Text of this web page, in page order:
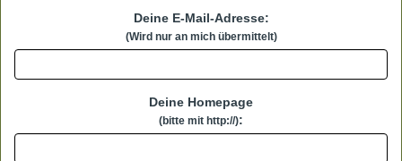
Deine E-Mail-Adresse:
(Wird nur an mich übermittelt)
Deine Homepage
(bitte mit http://):